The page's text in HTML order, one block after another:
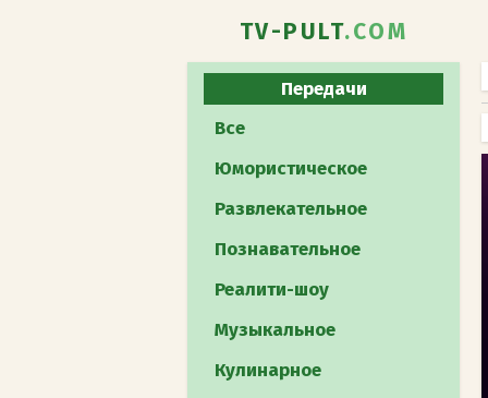
TV-PULT.COM
Передачи
Все
Юмористическое
Развлекательное
Познавательное
Реалити-шоу
Музыкальное
Кулинарное